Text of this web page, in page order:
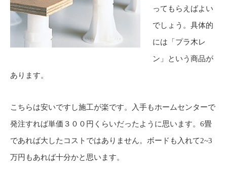
ってもらえばよい
でしょう。具体的
には「プラ木レ
ン」という商品が
あります。
こちらは安いですし施工が楽です。入手もホームセンターで
発注すれば単価３００円くらいだったように思います。6畳
であれば大したコストではありません。ボードも入れて2~3
万円もあれば十分かと思います。